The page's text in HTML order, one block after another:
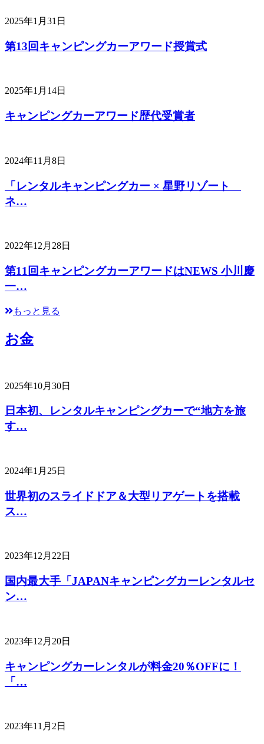
2025年1月31日
第13回キャンピングカーアワード授賞式
2025年1月14日
キャンピングカーアワード歴代受賞者
2024年11月8日
「レンタルキャンピングカー × 星野リゾート
ネ…
2022年12月28日
第11回キャンピングカーアワードはNEWS 小川慶
一…
もっと見る
お金
2025年10月30日
日本初、レンタルキャンピングカーで“地方を旅
す…
2024年1月25日
世界初のスライドドア＆大型リアゲートを搭載
ス…
2023年12月22日
国内最大手「JAPANキャンピングカーレンタルセ
ン…
2023年12月20日
キャンピングカーレンタルが料金20％OFFに！
「…
2023年11月2日